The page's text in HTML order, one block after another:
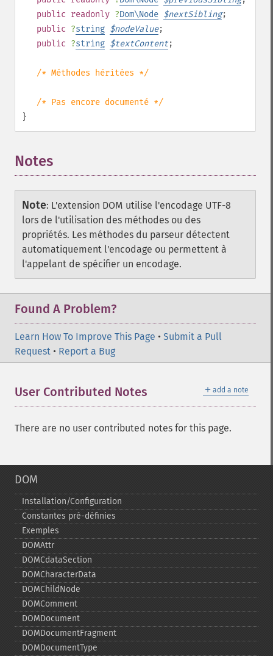
public readonly ?Dom\Node $nextSibling;
public ?string $nodeValue;
public ?string $textContent;
/* Méthodes héritées */
/* Pas encore documenté */
}
Notes
Note: L'extension DOM utilise l'encodage UTF-8
lors de l'utilisation des méthodes ou des
propriétés. Les méthodes du parseur détectent
automatiquement l'encodage ou permettent à
l'appelant de spécifier un encodage.
Found A Problem?
Learn How To Improve This Page • Submit a Pull
Request • Report a Bug
＋ add a note
User Contributed Notes
There are no user contributed notes for this page.
DOM
Installation/Configuration
Constantes pré-​définies
Exemples
DOMAttr
DOMCdataSection
DOMCharacterData
DOMChildNode
DOMComment
DOMDocument
DOMDocumentFragment
DOMDocumentType